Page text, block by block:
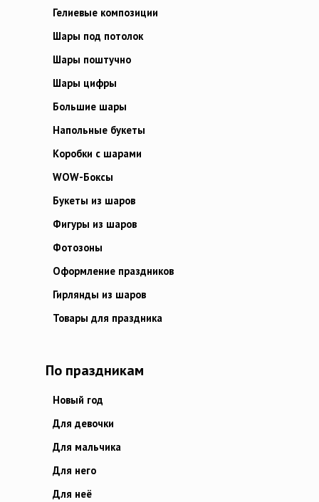
Гелиевые композиции
Шары под потолок
Шары поштучно
Шары цифры
Большие шары
Напольные букеты
Коробки с шарами
WOW-Боксы
Букеты из шаров
Фигуры из шаров
Фотозоны
Оформление праздников
Гирлянды из шаров
Товары для праздника
По праздникам
Новый год
Для девочки
Для мальчика
Для него
Для неё